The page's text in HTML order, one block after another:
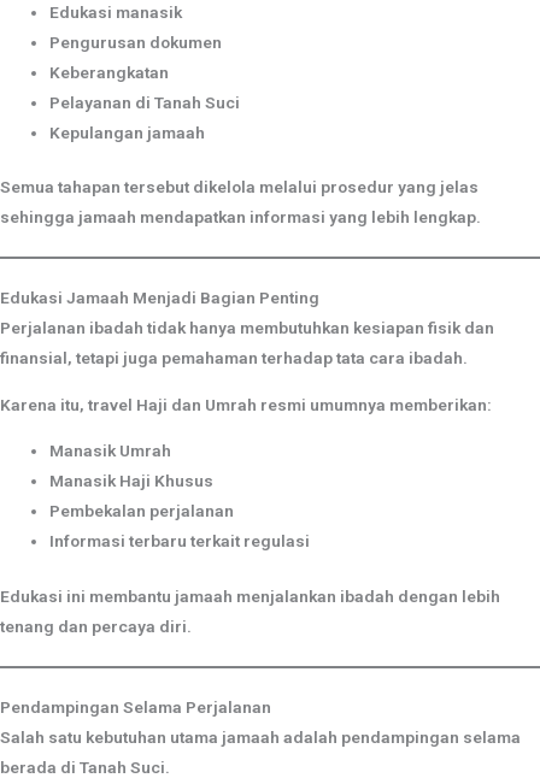
Edukasi manasik
Pengurusan dokumen
Keberangkatan
Pelayanan di Tanah Suci
Kepulangan jamaah
Semua tahapan tersebut dikelola melalui prosedur yang jelas
sehingga jamaah mendapatkan informasi yang lebih lengkap.
Edukasi Jamaah Menjadi Bagian Penting
Perjalanan ibadah tidak hanya membutuhkan kesiapan fisik dan
finansial, tetapi juga pemahaman terhadap tata cara ibadah.
Karena itu, travel Haji dan Umrah resmi umumnya memberikan:
Manasik Umrah
Manasik Haji Khusus
Pembekalan perjalanan
Informasi terbaru terkait regulasi
Edukasi ini membantu jamaah menjalankan ibadah dengan lebih
tenang dan percaya diri.
Pendampingan Selama Perjalanan
Salah satu kebutuhan utama jamaah adalah pendampingan selama
berada di Tanah Suci.